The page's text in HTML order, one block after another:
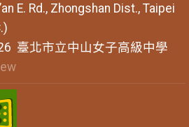
E. Rd., Zhongshan Dist., Taipei
臺北市立中山女子高級中學